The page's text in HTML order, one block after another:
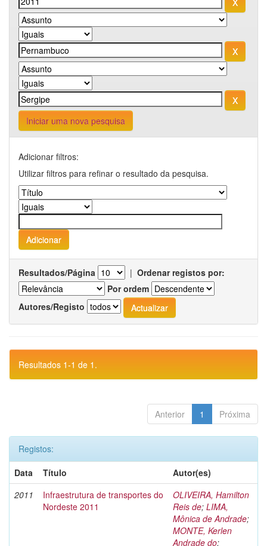
Iniciar uma nova pesquisa
Adicionar filtros:
Utilizar filtros para refinar o resultado da pesquisa.
Resultados/Página | Ordenar registos por:
Por ordem
Autores/Registo
Resultados 1-1 de 1.
Anterior 1 Próxima
Registos:
Data
Título
Autor(es)
2011
Infraestrutura de transportes do
Nordeste 2011
OLIVEIRA, Hamilton
Reis de; LIMA,
Mônica de Andrade;
MONTE, Kerlen
Andrade do;